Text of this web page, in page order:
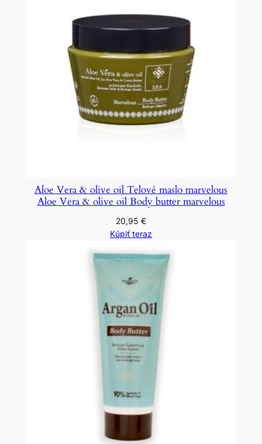
Aloe Vera & olive oil Telové maslo marvelous
Aloe Vera & olive oil Body butter marvelous
20,95 €
Kúpiť teraz